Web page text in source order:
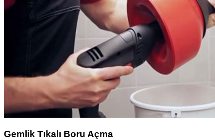
Gemlik Tıkalı Boru Açma